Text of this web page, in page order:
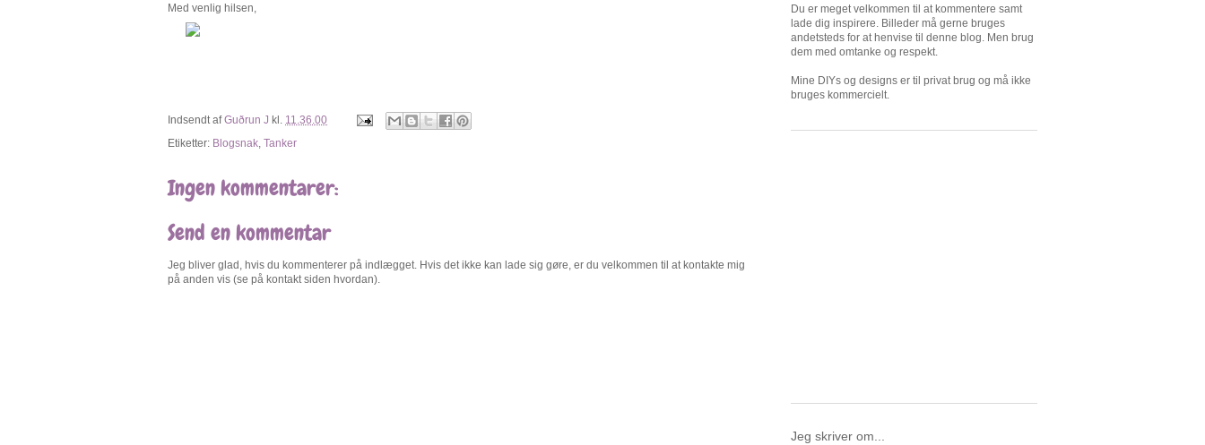
Med venlig hilsen,
Indsendt afGuðrun J kl. 11.36.00
Etiketter: Blogsnak Tanker
Ingen kommentarer:
Send en kommentar
Jeg bliver glad, hvis du kommenterer på indlægget. Hvis det ikke kan lade sig gøre, er du velkommen til at kontakte mig
på anden vis (se på kontakt siden hvordan).
Du er meget velkommen til at kommentere samt
lade dig inspirere. Billeder må gerne bruges
andetsteds for at henvise til denne blog. Men brug
dem med omtanke og respekt.
Mine DIYs og designs er til privat brug og må ikke
bruges kommercielt.
Jeg skriver om...